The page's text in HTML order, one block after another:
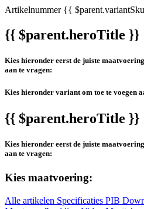
Artikelnummer{{
{{ $parent.heroTitle }}
Kies hieronder eerst de juiste
aan te vragen:
Kies hieronder variant om toe te voegen
{{ $parent.heroTitle }}
Kies hieronder eerst de juiste
aan te vragen:
Kies maatvoering:
Alle artikelen Specificaties PIB